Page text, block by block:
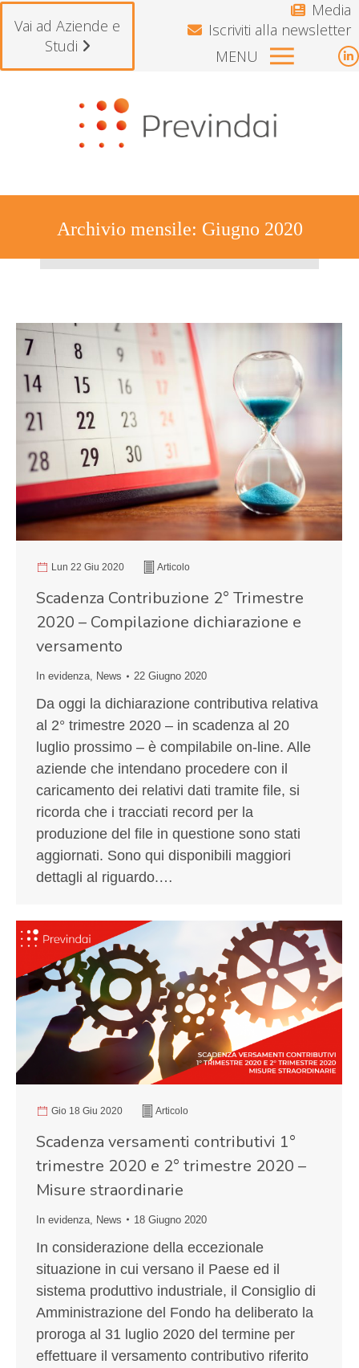
Vai ad Aziende e
Studi
Media
Iscriviti alla newsletter
MENU
Archivio mensile: Giugno 2020
Lun 22 Giu 2020 Articolo
Scadenza Contribuzione 2° Trimestre
2020 – Compilazione dichiarazione e
versamento
In evidenza, News 22 Giugno 2020
Da oggi la dichiarazione contributiva relativa
al 2° trimestre 2020 – in scadenza al 20
luglio prossimo – è compilabile on-line. Alle
aziende che intendano procedere con il
caricamento dei relativi dati tramite file, si
ricorda che i tracciati record per la
produzione del file in questione sono stati
aggiornati. Sono qui disponibili maggiori
dettagli al riguardo.…
Gio 18 Giu 2020 Articolo
Scadenza versamenti contributivi 1°
trimestre 2020 e 2° trimestre 2020 –
Misure straordinarie
In evidenza News 18 Giugno 2020
In considerazione della eccezionale
situazione in cui versano il Paese ed il
sistema produttivo industriale, il Consiglio di
Amministrazione del Fondo ha deliberato la
proroga al 31 luglio 2020 del termine per
effettuare il versamento contributivo riferito
Si avvisano gli iscritti che il Fondo